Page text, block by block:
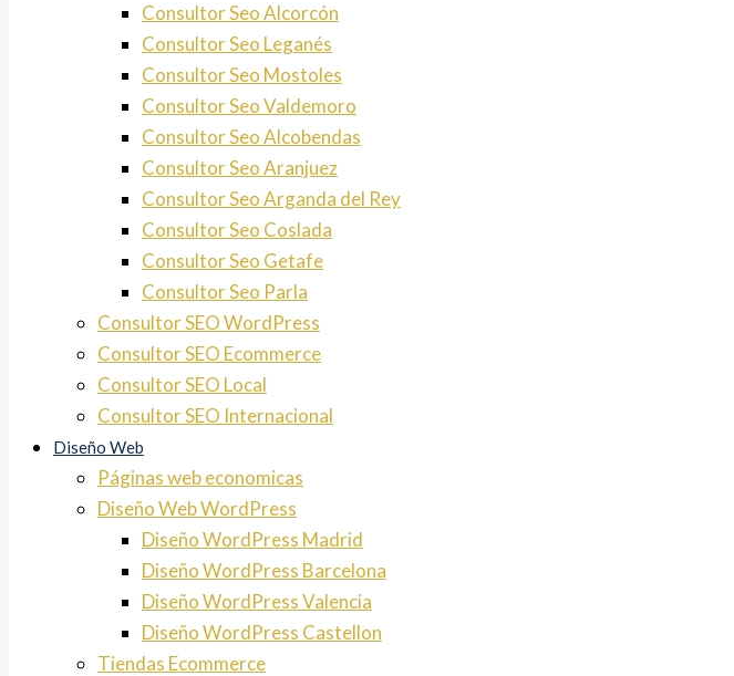
Consultor Seo Alcorcón
Consultor Seo Leganés
Consultor Seo Mostoles
Consultor Seo Valdemoro
Consultor Seo Alcobendas
Consultor Seo Aranjuez
Consultor Seo Arganda del Rey
Consultor Seo Coslada
Consultor Seo Getafe
Consultor Seo Parla
Consultor SEO WordPress
Consultor SEO Ecommerce
Consultor SEO Local
Consultor SEO Internacional
Diseño Web
Páginas web economicas
Diseño Web WordPress
Diseño WordPress Madrid
Diseño WordPress Barcelona
Diseño WordPress Valencia
Diseño WordPress Castellon
Tiendas Ecommerce